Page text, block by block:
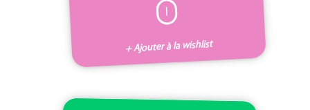
I
+ Ajouter à la wishlist